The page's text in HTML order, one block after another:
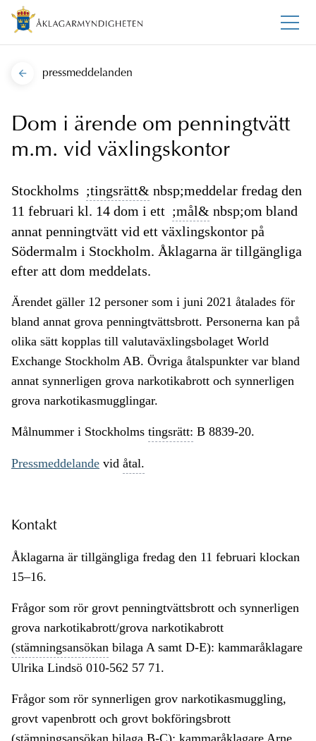
pressmeddelanden
Dom i ärende om penningtvätt
m.m. vid växlingskontor
Stockholms ;tingsrätt& nbsp;meddelar fredag den
11 februari kl. 14 dom i ett ;mål& nbsp;om bland
annat penningtvätt vid ett växlingskontor på
Södermalm i Stockholm. Åklagarna är tillgängliga
efter att dom meddelats.
Ärendet gäller 12 personer som i juni 2021 åtalades för
bland annat grova penningtvättsbrott. Personerna kan på
olika sätt kopplas till valutaväxlingsbolaget World
Exchange Stockholm AB. Övriga åtalspunkter var bland
annat synnerligen grova narkotikabrott och synnerligen
grova narkotikasmugglingar.
Målnummer i Stockholms tingsrätt: B 8839-20.
Pressmeddelande vid åtal.
Kontakt
Åklagarna är tillgängliga fredag den 11 februari klockan
15–16.
Frågor som rör grovt penningtvättsbrott och synnerligen
grova narkotikabrott/grova narkotikabrott
(stämningsansökan bilaga A samt D-E): kammaråklagare
Ulrika Lindsö 010-562 57 71.
Frågor som rör synnerligen grov narkotikasmuggling,
grovt vapenbrott och grovt bokföringsbrott